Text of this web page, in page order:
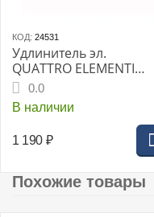
КОД: 24531
Удлинитель эл.
QUATTRO ELEMENTI
силовой У-20 20м
0.0
В наличии
1 190 ₽
Похожие товары